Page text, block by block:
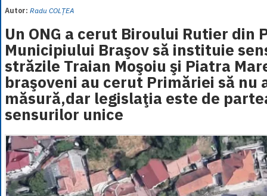
1 MXN = 0.2227
1 NOK= 0.4191
1 NZD= 2.6097
1 PLN= 1.1646
1 RSD= 0.0425
1 RUB= 0.0530
1 SEK
= 0.4526
1 ZAR= 0.2318
Autor: Radu COLȚEA
Un ONG a cerut Biroului Rutier din
Municipiului Braşov să instituie
străzile Traian Moşoiu şi Piatra
braşoveni au cerut Primăriei să nu
măsură,dar legislaţia este de
sensurilor unice